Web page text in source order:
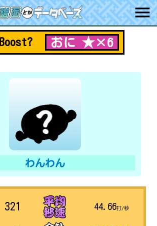
おに ★×6
わんわん
321 44.66打/秒